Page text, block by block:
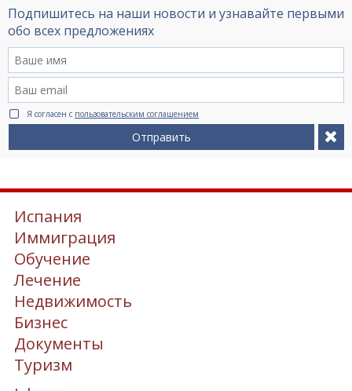
Подпишитесь на наши новости и узнавайте первыми
обо всех предложениях
Я согласен с пользовательским соглашением
Отправить
Испания
Иммиграция
Обучение
Лечение
Недвижимость
Бизнес
Документы
Туризм